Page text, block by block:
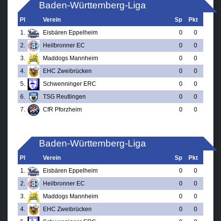
U11
Laufschule KidzOnIce
Verein
Sponsoren / Partner
Fanzone
Baden-Württemberg-Liga
Gruppenphase Tabelle
Pl Verein Sp
Pkt
1.
Eisbären Eppelheim 0
0
2.
Heilbronner EC 0
0
3.
Maddogs Mannheim 0
0
4.
EHC Zweibrücken 0
0
5.
Schwenninger ERC 0
0
6.
TSG Reutlingen 0
0
7.
CfR Pforzheim 0 0
Baden-Württemberg-Liga
Gruppenphase Heim-Tabelle
Pl Verein Sp
Pkt
1.
Eisbären Eppelheim 0
0
2.
Heilbronner EC 0
0
3.
Maddogs Mannheim 0
0
4.
EHC Zweibrücken 0
0